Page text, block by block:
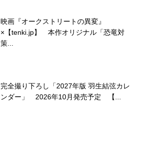
映画『オークストリートの異変』
×【tenki.jp】 本作オリジナル「恐竜対
策...
完全撮り下ろし「2027年版 羽生結弦カレ
ンダー」 2026年10月発売予定 【...